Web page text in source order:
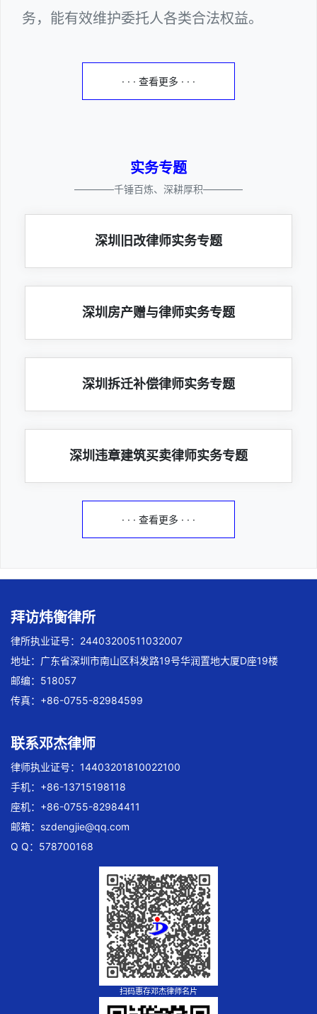
务，能有效维护委托人各类合法权益。
· · · 查看更多 · · ·
实务专题
————千锤百炼、深耕厚积————
深圳旧改律师实务专题
深圳房产赠与律师实务专题
深圳拆迁补偿律师实务专题
深圳违章建筑买卖律师实务专题
· · · 查看更多 · · ·
拜访炜衡律所
律所执业证号：24403200511032007
地址：广东省深圳市南山区科发路19号华润置地大厦D座19楼
邮编：518057
传真：+86-0755-82984599
联系邓杰律师
律师执业证号：14403201810022100
手机：+86-13715198118
座机：+86-0755-82984411
邮箱： szdengjie@qq.com
Q Q：578700168
扫码惠存邓杰律师名片